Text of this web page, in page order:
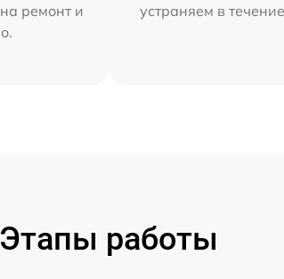
ремонт и
устраняем в
Этапы работы